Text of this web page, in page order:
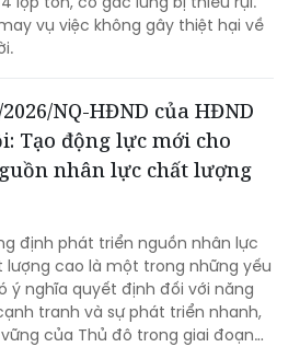
vụ việc không gây thiệt hại về
NQ-HĐND của HĐND
Tạo động lực mới cho
nhân lực chất lượng
định phát triển nguồn nhân lực
lượng cao là một trong những yếu
ý nghĩa quyết định đối với năng
tranh và sự phát triển nhanh,
của Thủ đô trong giai đoạn